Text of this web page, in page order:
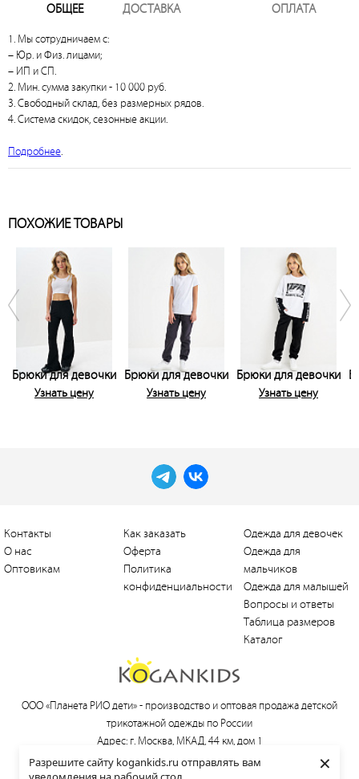
Разрешите сайту kogankids.ru отправлять вам
×
ОБЩЕЕ ДОСТАВКА ОПЛАТА
1. Мы сотрудничаем с:
– Юр. и Физ. лицами;
– ИП и СП.
2. Мин. сумма закупки - 10 000 руб.
3. Свободный склад, без размерных рядов.
4. Система скидок, сезонные акции.
Подробнее.
ПОХОЖИЕ ТОВАРЫ
Брюки для девочки
Узнать цену
Брюки для девочки
Узнать цену
Брюки для девочки
Узнать цену
Контакты
О нас
Оптовикам
Как заказать
Оферта
Политика
конфиденциальности
Одежда для девочек
Одежда для
мальчиков
Одежда для малышей
Вопросы и ответы
Таблица размеров
Каталог
ООО «Планета РИО дети» - производство и оптовая продажа детской
трикотажной одежды по России
Адрес: г. Москва, МКАД, 44 км, дом 1
Тел.:+7 (495) 660-21-30, e-mail:love@kogankids.ru